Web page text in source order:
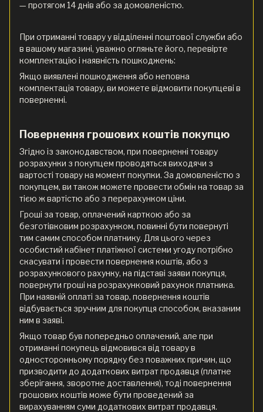
— протягом 14 днів або за домовленістю.
При отриманні товару у відділенні поштової служби або
в вашому магазині, уважно огляньте його, перевірте
комплектацію і наявність пошкоджень:
Якщо виявлені пошкодження або неповна
комплектація товару, ви можете відмовити покупцеві в
поверненні.
Повернення грошових коштів покупцю
Згідно із законодавством, при поверненні товару
розрахунки з покупцем проводяться виходячи з
вартості товару на момент покупки. За домовленістю з
покупцем, ви також можете провести обмін на товар за
тією ж вартістю або з перерахунком ціни.
Гроші за товар, оплачений карткою або за
безготівковим розрахунком, повинні бути повернуті
тим самим способом платнику. Для цього через
особистий кабінет платіжної системи угоду потрібно
скасувати і провести повернення коштів, або з
розрахункового рахунку, на підставі заяви покупця,
повернути гроші на розрахунковий рахунок платника.
При наявній оплаті за товар, повернення коштів
відбувається зручним для покупця способом, вказаним
ним в заяві.
Якщо товар був попередньо оплачений, але при
отриманні покупець відмовився від товару в
односторонньому порядку без поважних причин, що
призводити до додаткових витрат продавця (платне
зберігання, зворотне доставлення), тоді повернення
грошових коштів може бути проведений за
вирахуванням суми додаткових витрат продавця.